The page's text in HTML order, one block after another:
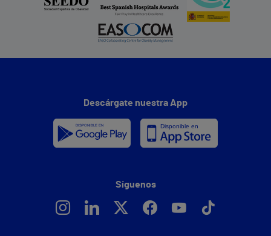
Descárgate nuestra App
Síguenos